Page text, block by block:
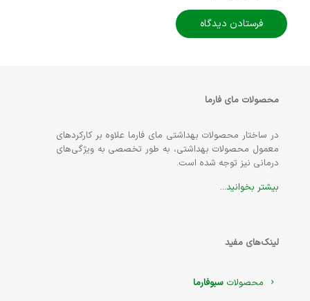
محصولات مای فارما
در ساختار محصولات بهداشتی مای فارما علاوه بر کارکردهای
معمول محصولات بهداشتی، به طور تخصصی به ویژگی‌های
درمانی نیز توجه شده است.
بیشتر بخوانید...
لینک‌های مفید
محصولاتسبوفارما